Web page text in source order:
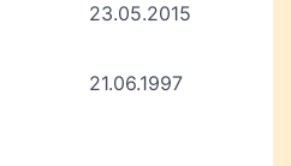
23.05.2015
21.06.1997